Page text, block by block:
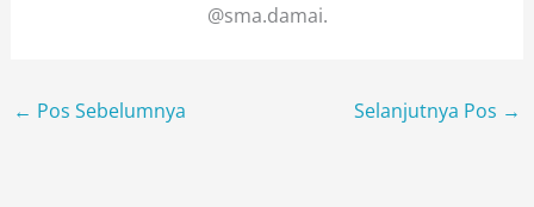
@sma.damai.
← Pos Sebelumnya Selanjutnya Pos →